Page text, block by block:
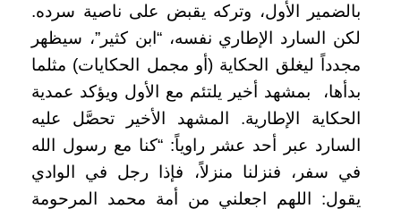
بالضمير الأول، وتركه يقبض على ناصية سرده.
لكن السارد الإطاري نفسه، “ابن كثير”، سيظهر
مجدداً ليغلق الحكاية (أو مجمل الحكايات) مثلما
بدأها، بمشهد أخير يلتئم مع الأول ويؤكد عمدية
الحكاية الإطارية. المشهد الأخير تحصَّل عليه
السارد عبر أحد عشر راوياً: “كنا مع رسول الله
في سفر، فنزلنا منزلاً، فإذا رجل في الوادي
يقول: اللهم اجعلني من أمة محمد المرحومة